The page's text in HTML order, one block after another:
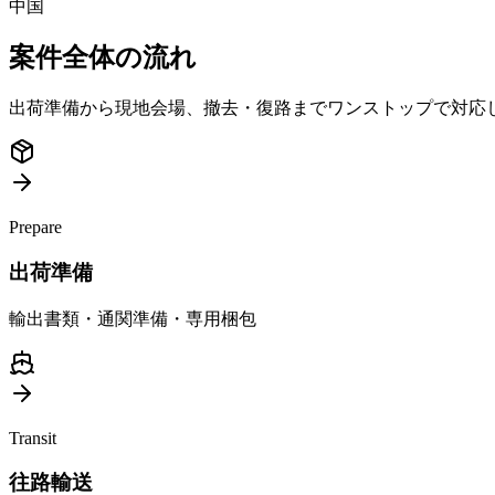
中国
案件全体の流れ
出荷準備から現地会場、撤去・復路までワンストップで対応
Prepare
出荷準備
輸出書類・通関準備・専用梱包
Transit
往路輸送